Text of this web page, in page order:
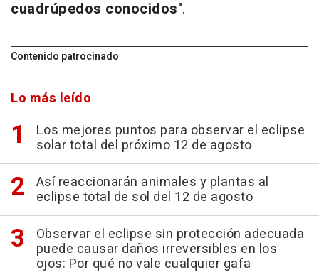
cuadrúpedos conocidos".
Contenido patrocinado
Lo más leído
Los mejores puntos para observar el eclipse
solar total del próximo 12 de agosto
Así reaccionarán animales y plantas al
eclipse total de sol del 12 de agosto
Observar el eclipse sin protección adecuada
puede causar daños irreversibles en los
ojos: Por qué no vale cualquier gafa